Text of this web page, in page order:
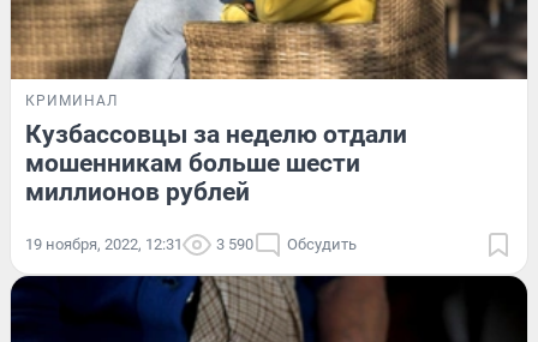
КРИМИНАЛ
Кузбассовцы за неделю отдали
мошенникам больше шести
миллионов рублей
19 ноября, 2022, 12:31 3 590 Обсудить